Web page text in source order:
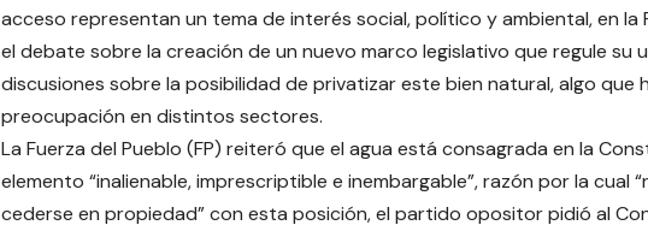
acceso representan un tema de interés social, político y ambiental, en la
el debate sobre la creación de un nuevo marco legislativo que regule su
discusiones sobre la posibilidad de privatizar este bien natural, algo que
preocupación en distintos sectores.
La Fuerza del Pueblo (FP) reiteró que el agua está consagrada en la
elemento “inalienable, imprescriptible e inembargable”, razón por la cual
cederse en propiedad” con esta posición, el partido opositor pidió al